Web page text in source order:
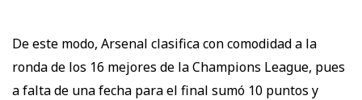
De este modo, Arsenal clasifica con comodidad a la
ronda de los 16 mejores de la Champions League, pues
a falta de una fecha para el final sumó 10 puntos y